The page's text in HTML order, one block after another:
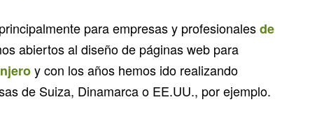
para empresas y profesionalesde
abiertos al diseño de páginas web para
y con los años hemos ido realizando
de Suiza, Dinamarca o EE.UU., por ejemplo.